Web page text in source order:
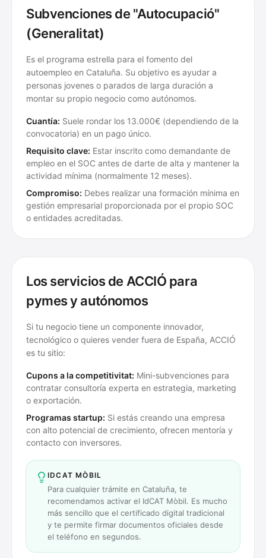
Subvenciones de "Autocupació"
(Generalitat)
Es el programa estrella para el fomento del
autoempleo en Cataluña. Su objetivo es ayudar a
personas jovenes o parados de larga duración a
montar su propio negocio como autónomos.
Cuantía: Suele rondar los 13.000€ (dependiendo de la
convocatoria) en un pago único.
Requisito clave: Estar inscrito como demandante de
empleo en el SOC antes de darte de alta y mantener la
actividad mínima (normalmente 12 meses).
Compromiso: Debes realizar una formación mínima en
gestión empresarial proporcionada por el propio SOC
o entidades acreditadas.
Los servicios de ACCIÓ para
pymes y autónomos
Si tu negocio tiene un componente innovador,
tecnológico o quieres vender fuera de España, ACCIÓ
es tu sitio:
Cupons a la competitivitat: Mini-subvenciones para
contratar consultoría experta en estrategia, marketing
o exportación.
Programas startup: Si estás creando una empresa
con alto potencial de crecimiento, ofrecen mentoría y
contacto con inversores.
IDCAT MÒBIL
Para cualquier trámite en Cataluña, te
recomendamos activar el IdCAT Mòbil. Es mucho
más sencillo que el certificado digital tradicional
y te permite firmar documentos oficiales desde
el teléfono en segundos.